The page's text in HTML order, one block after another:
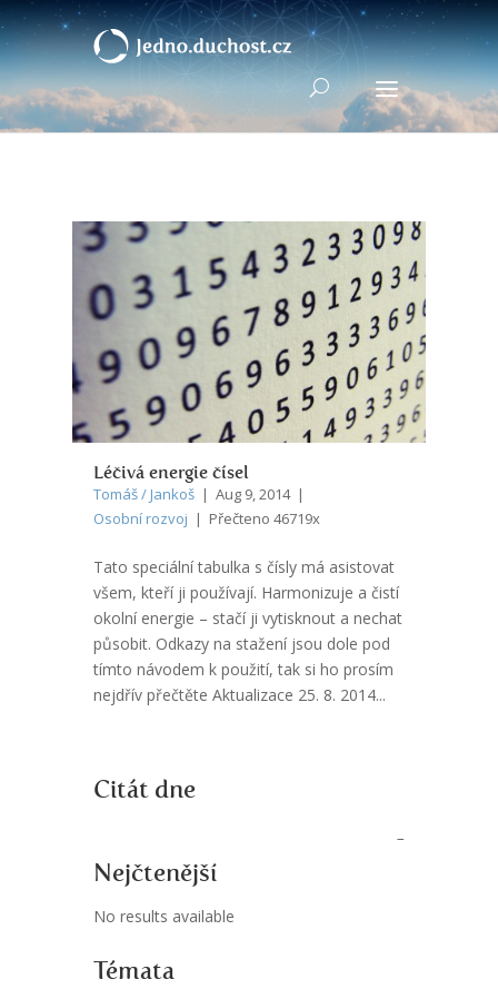
Léčivá energie čísel
Tomáš / Jankoš | Aug 9, 2014 |
Osobní rozvoj | Přečteno 46719x
Tato speciální tabulka s čísly má asistovat
všem, kteří ji používají. Harmonizuje a čistí
okolní energie – stačí ji vytisknout a nechat
působit. Odkazy na stažení jsou dole pod
tímto návodem k použití, tak si ho prosím
nejdřív přečtěte Aktualizace 25. 8. 2014...
Citát dne
Nejčtenější
No results available
Témata